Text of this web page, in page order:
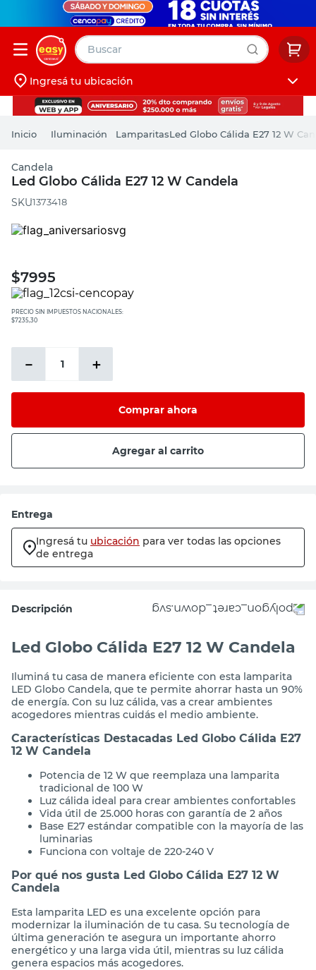
Buscar
Iniciá sesión
Ingresá tu ubicación
Iluminación LamparitasLed Globo Cálida E27 12 W
Candela
Led Globo Cálida E27 12 W Candela
:1373418
$7995
PRECIO SIN IMPUESTOS NACIONALES:
$7235,30
＋
－
Comprar ahora
Agregar al carrito
Entrega
Ingresá tu ubicación para ver todas las opciones
de entrega
Descripción
Led Globo Cálida E27 12 W Candela
Iluminá tu casa de manera eficiente con esta lamparita
LED Globo Candela, que te permite ahorrar hasta un 90%
de energía. Con su luz cálida, vas a crear ambientes
acogedores mientras cuidás el medio ambiente.
Características Destacadas Led Globo Cálida E27
12 W Candela
Potencia de 12 W que reemplaza una lamparita
tradicional de 100 W
Luz cálida ideal para crear ambientes confortables
Vida útil de 25.000 horas con garantía de 2 años
Base E27 estándar compatible con la mayoría de las
luminarias
Funciona con voltaje de 220-240 V
Por qué nos gusta Led Globo Cálida E27 12 W
Candela
Esta lamparita LED es una excelente opción para
modernizar la iluminación de tu casa. Su tecnología de
última generación te asegura un importante ahorro
energético y una larga vida útil, mientras su luz cálida
genera espacios más acogedores.
muebles
pintura
escritorio
puertas